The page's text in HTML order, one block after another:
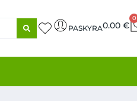
PASKYRA0.00 €
0